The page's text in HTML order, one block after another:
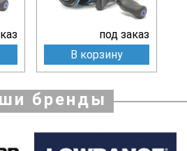
под заказ
В корзину
бренды